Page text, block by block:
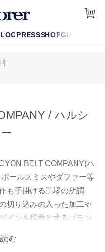
PRESSSHOPGUIDE
[H]
/ ハルシ
BELT COMPANY(ハ
ールスミスやダファー等
も手掛ける工場の所謂
切り込みの入った加工や
インを得意とするブラン
ではコストパフォーマン
む